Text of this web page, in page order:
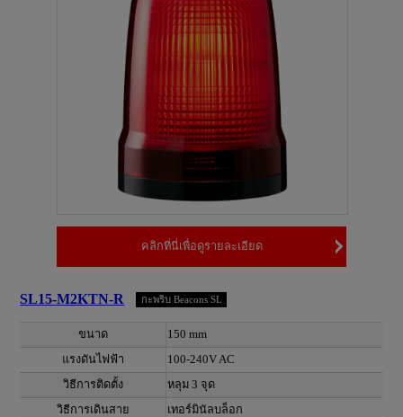
คลิกที่นี่เพื่อดูรายละเอียด
SL15-M2KTN-R กะพริบ Beacons SL
ขนาด
150 mm
แรงดันไฟฟ้า
100-240V AC
วิธีการติดตั้ง
หลุม 3 จุด
วิธีการเดินสาย
เทอร์มินัลบล็อก